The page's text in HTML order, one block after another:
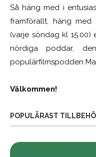
Så häng med i
framförallt, häng
(varje söndag kl
nördiga poddar,
populärfilmspodden
Välkommen!
POPULÄRAST